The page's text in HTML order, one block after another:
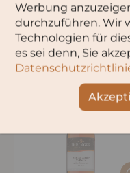
Золотой Мускат Розе
Werbung
durchzuführen. Wir
Technologien für
es sei denn, Sie